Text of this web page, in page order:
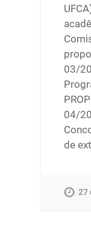
03/
04/
de
27